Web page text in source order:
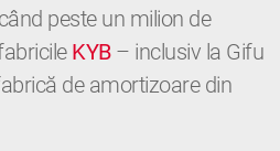
peste un milion de
KYB– inclusiv la Gifu
de amortizoare din